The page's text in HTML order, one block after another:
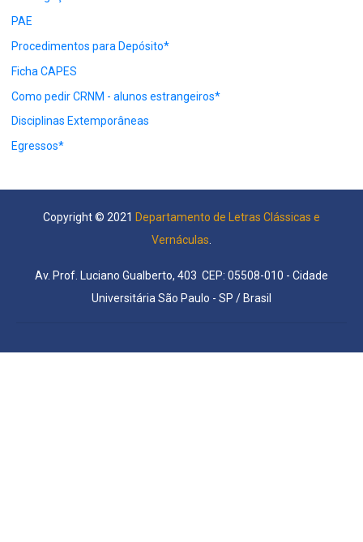
PAE
Procedimentos para Depósito*
Ficha CAPES
Como pedir CRNM - alunos estrangeiros*
Disciplinas Extemporâneas
Egressos*
Copyright © 2021 Departamento de Letras Clássicas e
Vernáculas
Av. Prof. Luciano Gualberto, 403 CEP: 05508-010 - Cidade
Universitária São Paulo - SP / Brasil